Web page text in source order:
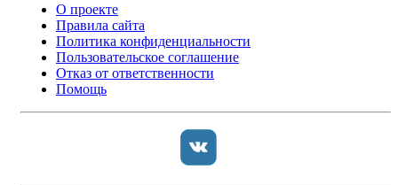
О проекте
Правила сайта
Политика конфиденциальности
Пользовательское соглашение
Отказ от ответственности
Помощь